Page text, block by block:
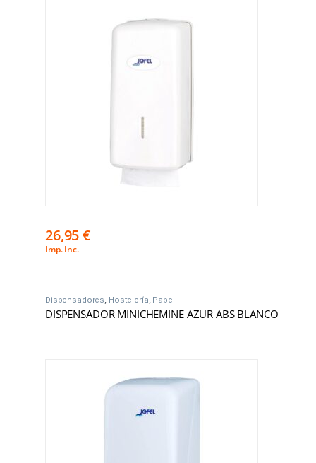
26,95€
Imp. Inc.
Dispensadores, Hostelería, Papel
DISPENSADOR MINICHEMINE AZUR ABS BLANCO